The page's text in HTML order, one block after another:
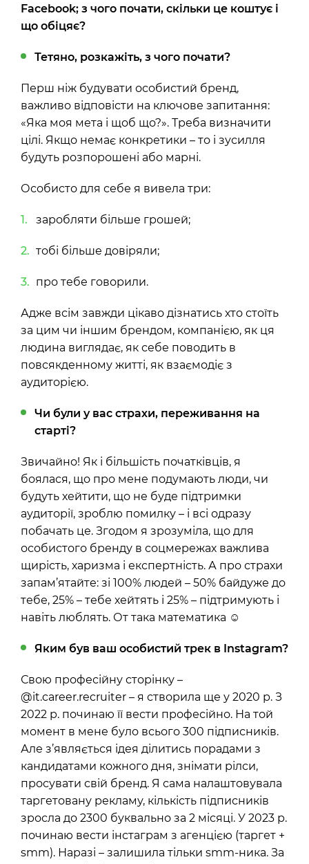
Facebook; з чого почати, скільки це коштує і
що обіцяє?
Тетяно, розкажіть, з чого почати?
Перш ніж будувати особистий бренд,
важливо відповісти на ключове запитання:
«Яка моя мета і щоб що?». Треба визначити
цілі. Якщо немає конкретики – то і зусилля
будуть розпорошені або марні.
Особисто для себе я вивела три:
заробляти більше грошей;
тобі більше довіряли;
про тебе говорили.
Адже всім завжди цікаво дізнатись хто стоїть
за цим чи іншим брендом, компанією, як ця
людина виглядає, як себе поводить в
повсякденному житті, як взаємодіє з
аудиторією.
Чи були у вас страхи, переживання на
старті?
Звичайно! Як і більшість початківців, я
боялася, що про мене подумають люди, чи
будуть хейтити, що не буде підтримки
аудиторії, зроблю помилку – і всі одразу
побачать це. Згодом я зрозуміла, що для
особистого бренду в соцмережах важлива
щирість, харизма і експертність. А про страхи
запам’ятайте: зі 100% людей – 50% байдуже до
тебе, 25% – тебе хейтять і 25% – підтримують і
навіть люблять. От така математика ☺
Яким був ваш особистий трек в Instagram?
Свою професійну сторінку –
@it.career.recruiter – я створила ще у 2020 р. З
2022 р. починаю її вести професійно. На той
момент в мене було всього 300 підписників.
Але з’являється ідея ділитись порадами з
кандидатами кожного дня, знімати рілси,
просувати свій бренд. Я сама налаштовувала
таргетовану рекламу, кількість підписників
зросла до 2300 буквально за 2 місяці. У 2023 р.
починаю вести інстаграм з агенцією (таргет +
smm). Наразі – залишила тільки smm-ника. За